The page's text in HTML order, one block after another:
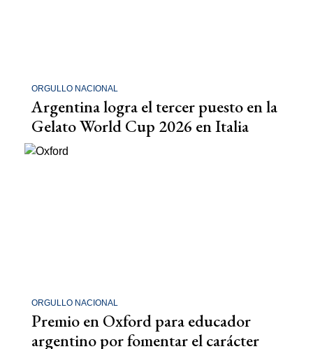
ORGULLO NACIONAL
Argentina logra el tercer puesto en la
Gelato World Cup 2026 en Italia
ORGULLO NACIONAL
Premio en Oxford para educador
argentino por fomentar el carácter